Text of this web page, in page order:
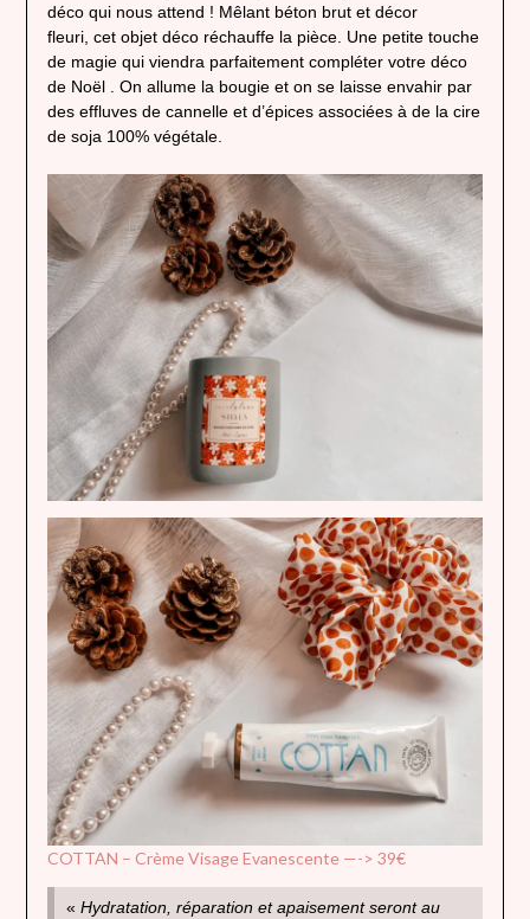
déco qui nous attend ! Mêlant béton brut et décor
fleuri, cet objet déco réchauffe la pièce. Une petite touche
de magie qui viendra parfaitement compléter votre déco
de Noël . On allume la bougie et on se laisse envahir par
des effluves de cannelle et d’épices associées à de la cire
de soja 100% végétale.
COTTAN – Crème Visage Evanescente —-> 39€
« Hydratation, réparation et apaisement seront au